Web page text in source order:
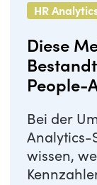
HR
Diese
People-
Bei der
Analytics-
wissen,